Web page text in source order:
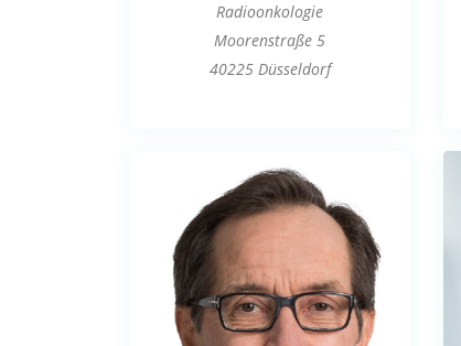
Radioonkologie
Moorenstraße 5
40225 Düsseldorf